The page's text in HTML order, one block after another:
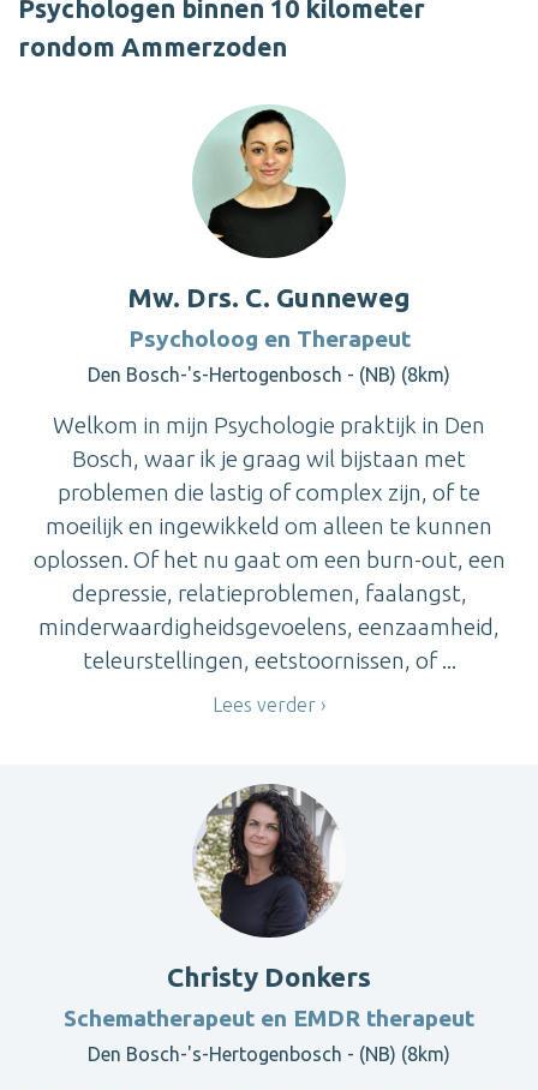
Psychologen binnen 10 kilometer
rondom Ammerzoden
Mw. Drs. C. Gunneweg
Psycholoog en Therapeut
Den Bosch-'s-Hertogenbosch - (NB) (8km)
Welkom in mijn Psychologie praktijk in Den
Bosch, waar ik je graag wil bijstaan met
problemen die lastig of complex zijn, of te
moeilijk en ingewikkeld om alleen te kunnen
oplossen. Of het nu gaat om een burn-out, een
depressie, relatieproblemen, faalangst,
minderwaardigheidsgevoelens, eenzaamheid,
teleurstellingen, eetstoornissen, of ...
Lees verder
Christy Donkers
Schematherapeut en EMDR therapeut
Den Bosch-'s-Hertogenbosch - (NB) (8km)